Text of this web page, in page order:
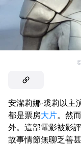
©
安潔莉娜·裘莉以主
都是票房大片。然
外。這部電影被影
故事情節無聊乏善